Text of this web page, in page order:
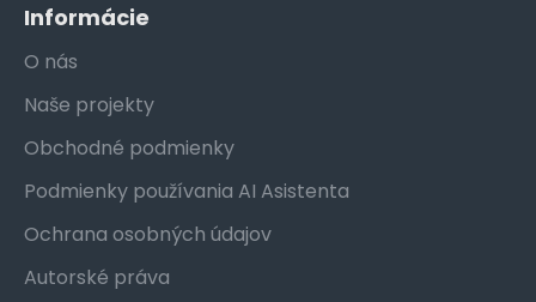
Informácie
O nás
Naše projekty
Obchodné podmienky
Podmienky používania AI Asistenta
Ochrana osobných údajov
Autorské práva